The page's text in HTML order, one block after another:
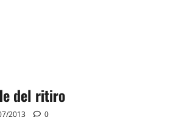
del ritiro
2013 0